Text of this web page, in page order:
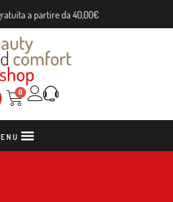
a partire da 40,00€
0